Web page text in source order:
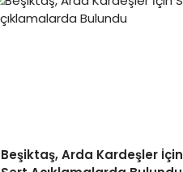
Beşiktaş, Arda Kardeşler İçin